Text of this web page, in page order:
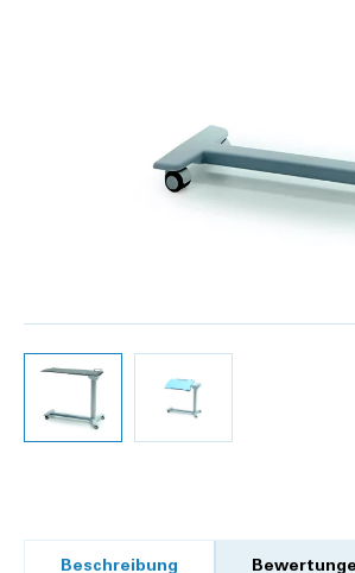
Beschreibung